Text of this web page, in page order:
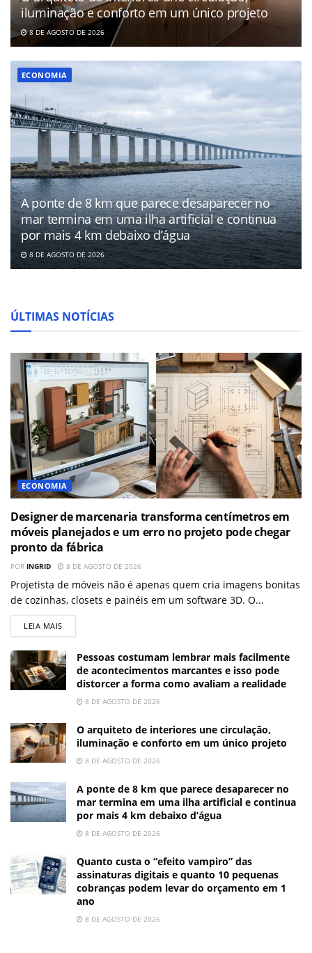
iluminação e conforto em um único projeto
8 DE AGOSTO DE 2026
ECONOMIA
A ponte de 8 km que parece desaparecer no
mar termina em uma ilha artificial e continua
por mais 4 km debaixo d’água
8 DE AGOSTO DE 2026
ÚLTIMAS NOTÍCIAS
ECONOMIA
Designer de marcenaria transforma centímetros em
móveis planejados e um erro no projeto pode chegar
pronto da fábrica
POR INGRID 8 DE AGOSTO DE 2026
Projetista de móveis não é apenas quem cria imagens bonitas
de cozinhas, closets e painéis em um software 3D. O...
LEIA MAIS
Pessoas costumam lembrar mais facilmente
de acontecimentos marcantes e isso pode
distorcer a forma como avaliam a realidade
8 DE AGOSTO DE 2026
O arquiteto de interiores une circulação,
iluminação e conforto em um único projeto
8 DE AGOSTO DE 2026
A ponte de 8 km que parece desaparecer no
mar termina em uma ilha artificial e continua
por mais 4 km debaixo d’água
8 DE AGOSTO DE 2026
Quanto custa o “efeito vampiro” das
assinaturas digitais e quanto 10 pequenas
cobranças podem levar do orçamento em 1
ano
8 DE AGOSTO DE 2026